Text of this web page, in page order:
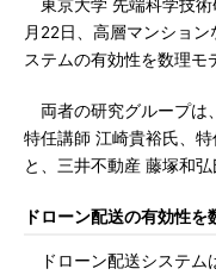
東京大学 先端科学技術
月22日、高層マンショ
ステムの有効性を数理モ
両者の研究グループは
特任講師 江崎貴裕氏、
と、三井不動産 藤塚和
ドローン配送の有効性を
ドローン配送システム